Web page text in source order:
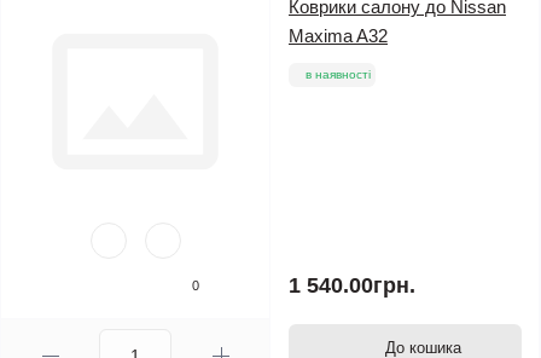
0
Коврики салону до Nissan
Maxima A32
в наявності
1 540.00грн.
До кошика